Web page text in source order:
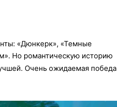
«Дюнкерк», «Темные
Но романтическую историю
Очень ожидаемая победа